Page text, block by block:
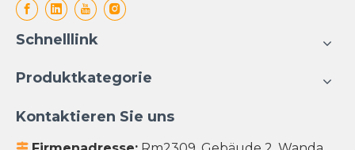
Schnelllink
Produktkategorie
Kontaktieren Sie uns